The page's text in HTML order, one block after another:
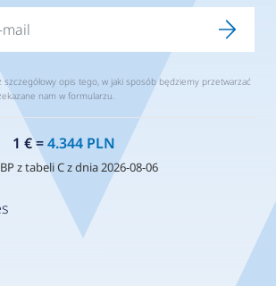
szczegółowy opis tego, w jaki sposób będziemy przetwarzać
nam w formularzu.
1 € =4.344 PLN
z tabeli C z dnia 2026-08-06